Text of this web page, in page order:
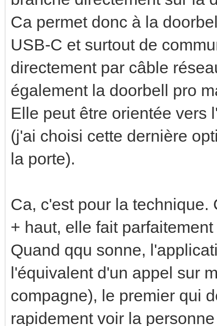
Ca permet donc à la
USB-C et surtout de
directement par câble
également la doorbell pro
Elle peut être orientée vers
(j'ai choisi cette dernière
la porte).
Ca, c'est pour la
+ haut, elle fait
Quand qqu sonne,
l'équivalent d'un appel sur
compagne), le premier qui
rapidement voir la